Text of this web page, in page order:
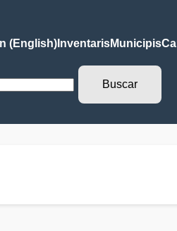
(English)InventarisMunicipis